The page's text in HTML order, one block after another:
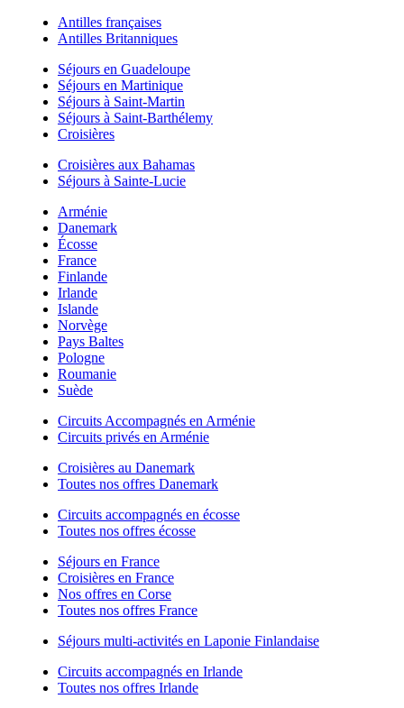
Antilles françaises
Antilles Britanniques
Séjours en Guadeloupe
Séjours en Martinique
Séjours à Saint-Martin
Séjours à Saint-Barthélemy
Croisières
Croisières aux Bahamas
Séjours à Sainte-Lucie
Arménie
Danemark
Écosse
France
Finlande
Irlande
Islande
Norvège
Pays Baltes
Pologne
Roumanie
Suède
Circuits Accompagnés en Arménie
Circuits privés en Arménie
Croisières au Danemark
Toutes nos offres Danemark
Circuits accompagnés en écosse
Toutes nos offres écosse
Séjours en France
Croisières en France
Nos offres en Corse
Toutes nos offres France
Séjours multi-activités en Laponie Finlandaise
Circuits accompagnés en Irlande
Toutes nos offres Irlande